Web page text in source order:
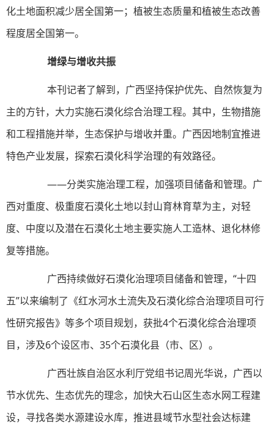
化土地面积减少居全国第一；植被生态质量和植被生态改善
程度居全国第一。
增绿与增收共振
本刊记者了解到，广西坚持保护优先、自然恢复为
主的方针，大力实施石漠化综合治理工程。其中，生物措施
和工程措施并举，生态保护与增收并重。广西因地制宜推进
特色产业发展，探索石漠化科学治理的有效路径。
——分类实施治理工程，加强项目储备和管理。广
西对重度、极重度石漠化土地以封山育林育草为主，对轻
度、中度以及潜在石漠化土地主要实施人工造林、退化林修
复等措施。
广西持续做好石漠化治理项目储备和管理，“十四
五”以来编制了《红水河水土流失及石漠化综合治理项目可行
性研究报告》等多个项目规划，获批4个石漠化综合治理项
目，涉及6个设区市、35个石漠化县（市、区）。
广西壮族自治区水利厅党组书记周光华说，广西以
节水优先、生态优先的理念，加快大石山区生态水网工程建
设，寻找各类水源建设水库，推进县域节水型社会达标建